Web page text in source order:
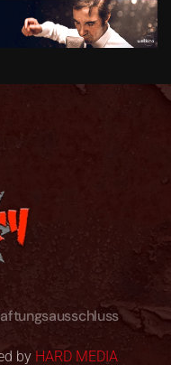
by HARD MEDIA